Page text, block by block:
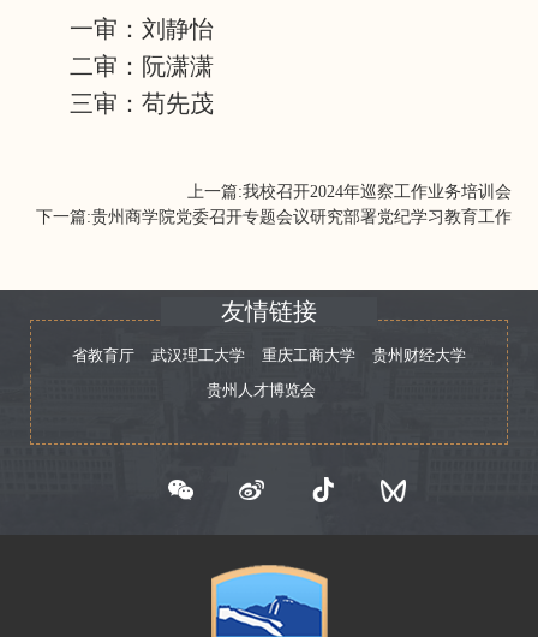
一审：刘静怡
二审：阮潇潇
三审：苟先茂
上一篇:我校召开2024年巡察工作业务培训会
下一篇:贵州商学院党委召开专题会议研究部署党纪学习教育工作
友情链接
省教育厅 武汉理工大学 重庆工商大学
贵州财经大学
贵州人才博览会